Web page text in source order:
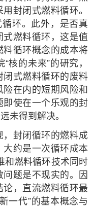
封闭式燃料循环。
环。此外，是否真
燃料循环，这是值
循环概念的成本将
核的未来”的研究，
闭式燃料循环的废料
在内的短期风险和
即使在一个乐观的封
未得到解决。
，封闭循环的燃料成
约是一次循环成本
和燃料循环技术同时
题是不现实的。因
论，直流燃料循环最
一代”的基本概念与